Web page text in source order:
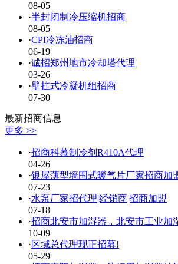
08-05
·半封闭制冷压缩机招商
08-05
·CPI冷冻油招商
06-19
·诚招郑州地市冷却塔代理
03-26
·壁挂式冷凝机组招商
07-30
最新招商信息
更多 >>
·招商科慕制冷剂R410A代理
04-26
·银屋薄型墙围式暖气片厂家招商加
07-23
·水泵厂家招代理|经销商|招商加盟
07-18
·招商北安市加湿器，北安市工业加
10-09
·区域总代理现正招募!
05-29